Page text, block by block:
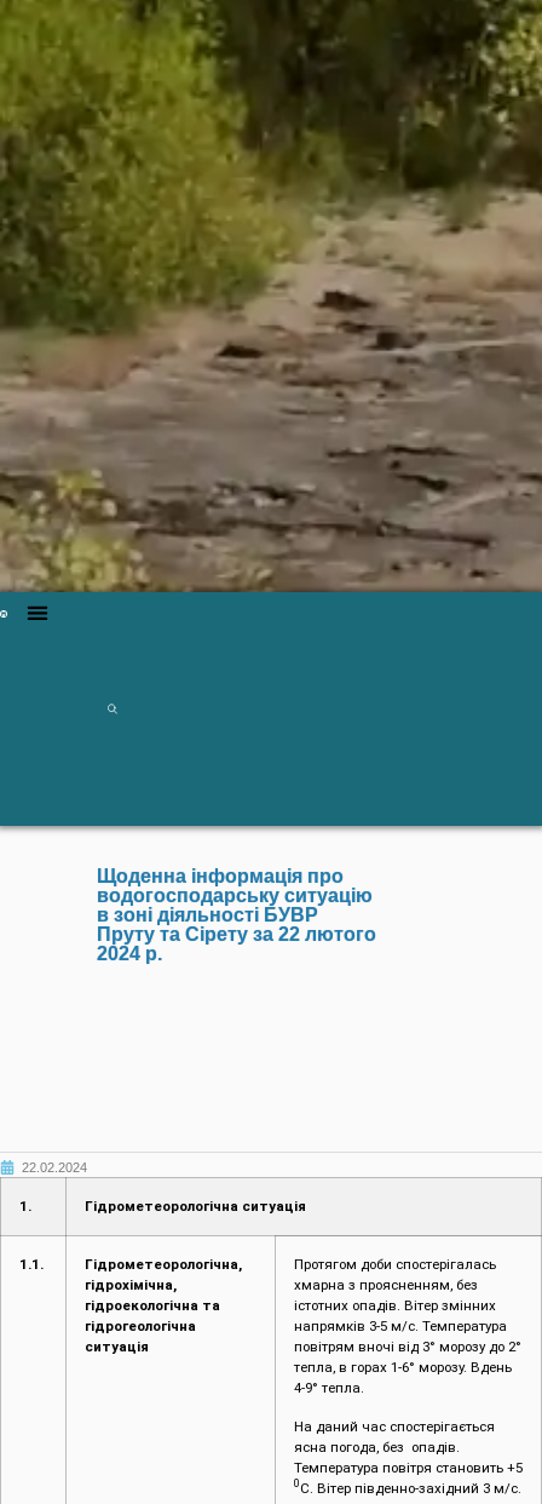
Щоденна інформація про
водогосподарську ситуацію
в зоні діяльності БУВР
Пруту та Сірету за 22 лютого
2024 р.
22.02.2024
1. Гідрометеорологічна ситуація
1.1.
Гідрометеорологічна,
гідрохімічна,
гідроекологічна та
гідрогеологічна
ситуація
Протягом доби спостерігалась
хмарна з проясненням, без
істотних опадів. Вітер змінних
напрямків 3-5 м/с. Температура
повітрям вночі від 3° морозу до 2°
тепла, в горах 1-6° морозу. Вдень
4-9° тепла.
На даний час спостерігається
ясна погода, без опадів.
Температура повітря становить +5
0 С. Вітер південно-західний 3 м/с.